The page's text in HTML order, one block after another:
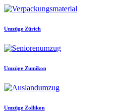
Umzüge Zürich
Umzüge Zumikon
Umzüge Zollikon